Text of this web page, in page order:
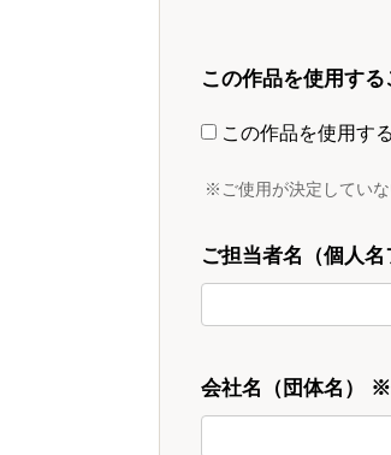
この作品を使用す
この作品を使用す
※ご使用が決定していな
ご担当者名（個人名
会社名（団体名） ※